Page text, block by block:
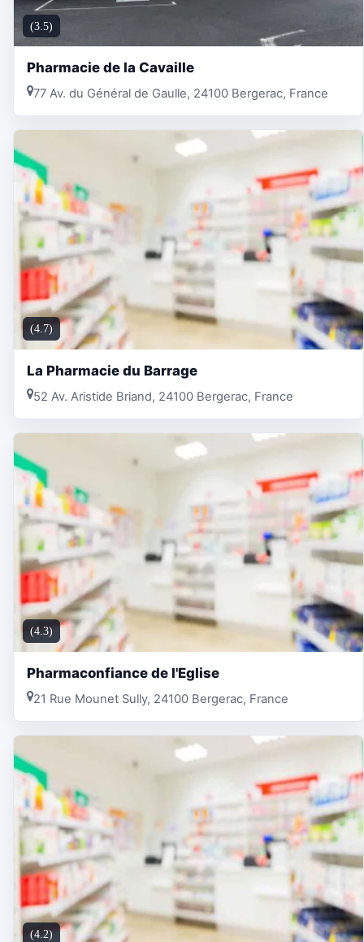
(3.5)
Pharmacie de la Cavaille
77 Av. du Général de Gaulle, 24100 Bergerac, France
(4.7)
La Pharmacie du Barrage
52 Av. Aristide Briand, 24100 Bergerac, France
(4.3)
Pharmaconfiance de l'Eglise
21 Rue Mounet Sully, 24100 Bergerac, France
(4.2)